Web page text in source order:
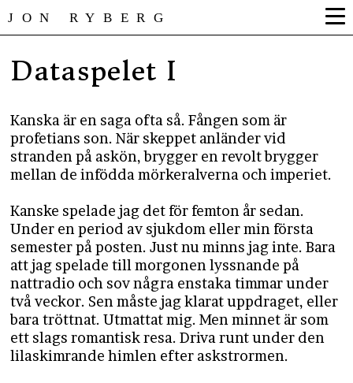
JON RYBERG
Dataspelet I
Kanska är en saga ofta så. Fången som är
profetians son. När skeppet anländer vid
stranden på askön, brygger en revolt brygger
mellan de infödda mörkeralverna och imperiet.
Kanske spelade jag det för femton år sedan.
Under en period av sjukdom eller min första
semester på posten. Just nu minns jag inte. Bara
att jag spelade till morgonen lyssnande på
nattradio och sov några enstaka timmar under
två veckor. Sen måste jag klarat uppdraget, eller
bara tröttnat. Utmattat mig. Men minnet är som
ett slags romantisk resa. Driva runt under den
lilaskimrande himlen efter askstrormen.